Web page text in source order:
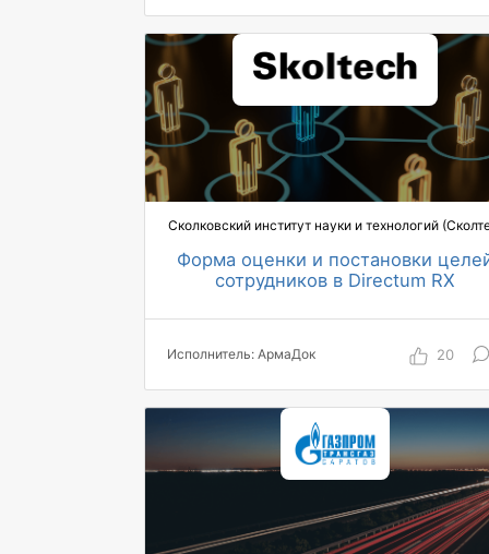
1 000 поручений
Сколковский институт науки и технологий
Форма оценки и постановки
сотрудников в Directum RX
15 топ-менеджеров работают в
для 100% сотрудников реализована
полная автоматизация
Исполнитель: АрмаДок 20